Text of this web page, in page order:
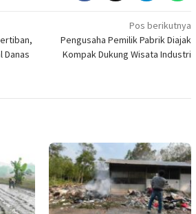
Danas
Pos berikutnya
Pengusaha Pemilik Pabrik Diajak
Kompak Dukung Wisata Industri